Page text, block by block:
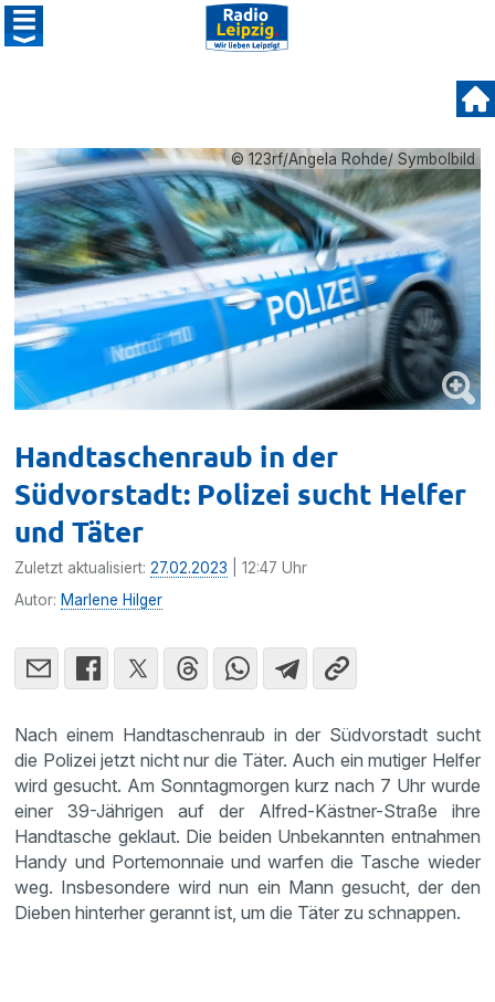
© 123rf/Angela Rohde/ Symbolbild
Handtaschenraub in der
Südvorstadt: Polizei sucht Helfer
und Täter
Zuletzt aktualisiert:27.02.2023 | 12:47 Uhr
Autor: Marlene Hilger
Nach einem Handtaschenraub in der Südvorstadt sucht
die Polizei jetzt nicht nur die Täter. Auch ein mutiger Helfer
wird gesucht. Am Sonntagmorgen kurz nach 7 Uhr wurde
einer 39-Jährigen auf der Alfred-Kästner-Straße ihre
Handtasche geklaut. Die beiden Unbekannten entnahmen
Handy und Portemonnaie und warfen die Tasche wieder
weg. Insbesondere wird nun ein Mann gesucht, der den
Dieben hinterher gerannt ist, um die Täter zu schnappen.